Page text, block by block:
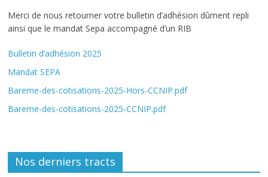
Merci de nous retourner votre bulletin d’adhésion dûment repli
ainsi que le mandat Sepa accompagné d’un RIB
Bulletin d’adhésion 2025
Mandat SEPA
Bareme-des-cotisations-2025-Hors-CCNIP.pdf
Bareme-des-cotisations-2025-CCNIP.pdf
Nos derniers tracts